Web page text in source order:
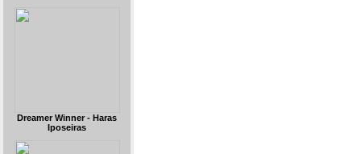
Dreamer Winner - Haras
Iposeiras